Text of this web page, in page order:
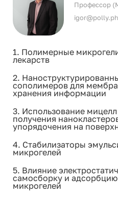
Профессор
1. Полимерные
лекарств
2.
сополимеров для
хранения информации
3. Использование
получения
упорядочения на
4. Стабилизаторы
микрогелей
5. Влияние
самосборку и
микрогелей